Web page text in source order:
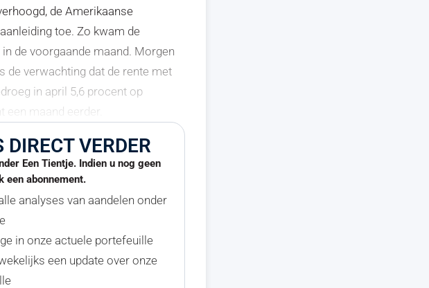
de Amerikaanse
toe. Zo kwam de
de voorgaande maand. Morgen
de verwachting dat de rente met
in april 5,6 procent op
een maand eerder.
VERDER
Een Tientje. Indien u nog geen
een abonnement.
analyses van aandelen onder
in onze actuele portefeuille
een update over onze